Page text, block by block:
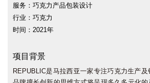
服务：巧克力产品包装设计
行业：巧克力
时间：2021年
项目背景
REPUBLIC是马拉西亚一家专注巧克力生产及